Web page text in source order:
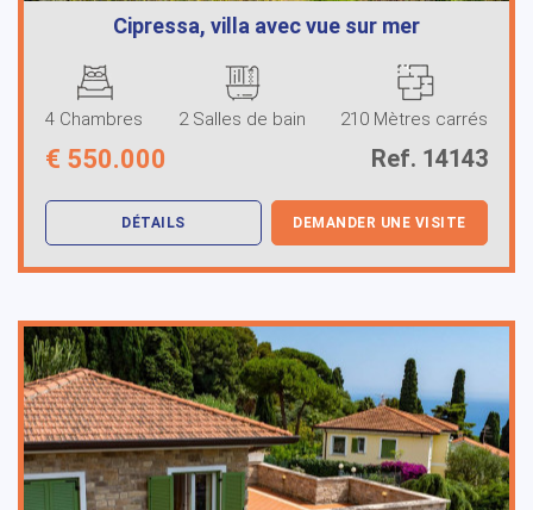
Cipressa, villa avec vue sur mer
4 Chambres 2 Salles de bain 210 Mètres carrés
€ 550.000 Ref. 14143
DÉTAILS DEMANDER UNE VISITE